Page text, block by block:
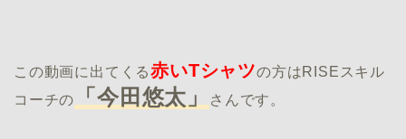
この動画に出てくる赤いTシャツの方はRISEスキル
コーチの
「今田悠太」 さんです。